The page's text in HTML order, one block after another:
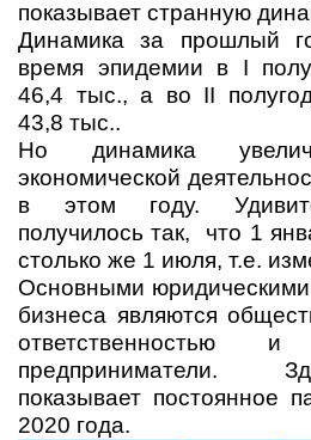
показывает странную
Динамика за прошлый
время эпидемии в I
46,4 тыс., а во II
43,8 тыс..
Но динамика
экономической
в этом году.
получилось так, что 1
столько же 1 июля, т.е.
Основными
бизнеса являются
ответственностью и
предприниматели.
показывает постоянное
2020 года.